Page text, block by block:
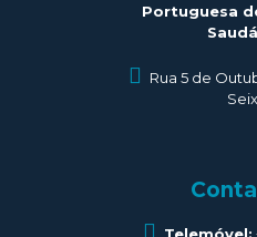
Portuguesa
Rua 5 de